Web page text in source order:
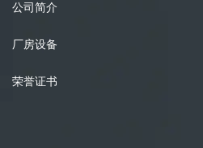
公司简介
厂房设备
荣誉证书